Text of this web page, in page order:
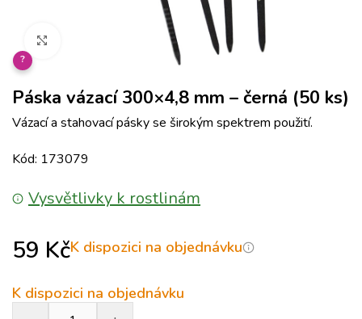
Klikněte pro zvětšení
?
Páska vázací 300×4,8 mm – černá (50 ks)
Vázací a stahovací pásky se širokým spektrem použití.
Kód: 173079
Vysvětlivky k rostlinám
59 KčK dispozici na objednávku
K dispozici na objednávku